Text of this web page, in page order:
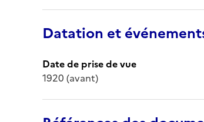
Datation et
Date de prise de vue
1920 (avant)